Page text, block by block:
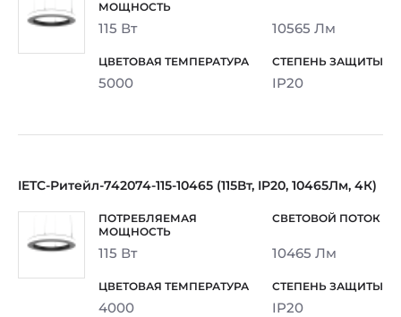
115 Вт 10565 Лм
5000 IP20
IETC-Ритейл-742074-115-10465 (115Вт, IP20, 10465Лм, 4К)
115 Вт 10465 Лм
4000 IP20